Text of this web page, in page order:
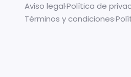
Aviso legal·Política de
Términos y condiciones·